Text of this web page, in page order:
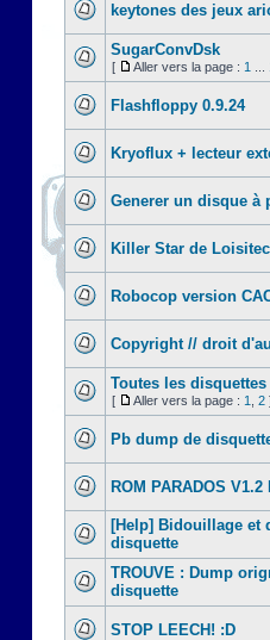
keytones des jeux
SugarConvDsk
[ Aller vers la page : 1
Flashfloppy 0.9.24
Kryoflux + lecteur
Generer un disque à
Killer Star de
Robocop version
Copyright // droit
Toutes les disquettes
[ Aller vers la page : 1 2
Pb dump de
ROM PARADOS
[Help] Bidouillage et
disquette
TROUVE : Dump
disquette
STOP LEECH! :D